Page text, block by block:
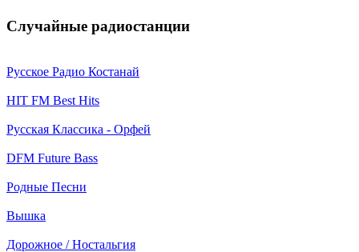
Случайные радиостанции
Русское Радио Костанай
HIT FM Best Hits
Русская Классика - Орфей
DFM Future Bass
Родные Песни
Вышка
Дорожное / Ностальгия